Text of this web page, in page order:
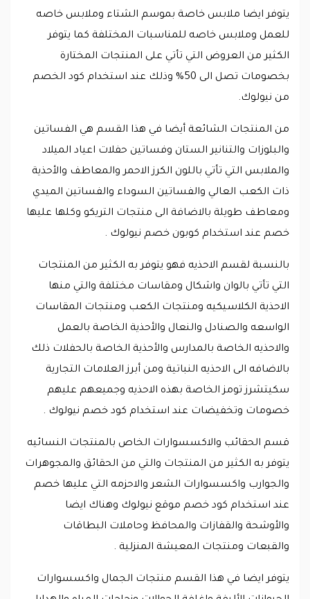
يتوفر ايضا ملابس خاصة بموسم الشتاء وملابس خاصه
للعمل وملابس خاصه للمناسبات المختلفة كما يتوفر
الكثير من العروض التي تأتي على المنتجات المختارة
بخصومات تصل الى 50% وذلك عند استخدام كود الخصم
من نيولوك.
من المنتجات الشائعة أيضا في هذا القسم هي الفساتين
والبلوزات والتنانير الستان وفساتين حفلات اعياد الميلاد
والملابس التي تأتي باللون الكرز الاحمر والمعاطف والأحذية
ذات الكعب العالي والفساتين السوداء والفساتين الميدي
ومعاطف طويلة بالاضافة الى منتجات التريكو وكلها عليها
خصم عند استخدام كوبون خصم نيولوك .
بالنسبة لقسم الاحذيه فهو يتوفر به الكثير من المنتجات
التي تأتي بالوان واشكال ومقاسات مختلفة والتي منها
الاحذية الكلاسيكيه ومنتجات الكعب ومنتجات المقاسات
الواسعه والصنادل والنعال والأحذية الخاصة بالعمل
والاحذيه الخاصة بالمدارس والأحذية الخاصة بالحفلات ذلك
بالاضافه الى الاحذيه النباتية ومن أبرز العلامات التجارية
سكيتشرز تومز الخاصة بهذه الاحذيه وجميعهم عليهم
خصومات وتخفيضات عند استخدام كود خصم نيولوك .
قسم الحقائب والاكسسوارات الخاص بالمنتجات النسائيه
يتوفر به الكثير من المنتجات والتي من الحقائق والمجوهرات
والجوارب واكسسوارات الشعر والاحزمه التي عليها خصم
عند استخدام كود خصم موقع نيولوك وهناك ايضا
والأوشحة والقفازات والمحافظ وحاملات البطاقات
والقبعات ومنتجات المعيشة المنزلية .
يتوفر ايضا في هذا القسم منتجات الجمال واكسسوارات